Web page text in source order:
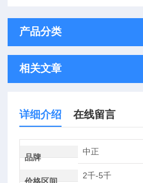
产品分类
相关文章
详细介绍 在线留言
品牌
中正
2千-5千